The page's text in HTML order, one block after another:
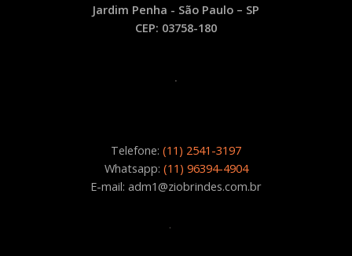
Jardim Penha - São Paulo – SP
CEP: 03758-180
.
Telefone: (11) 2541-3197
Whatsapp: (11) 96394-4904
E-mail: adm1@ziobrindes.com.br
.